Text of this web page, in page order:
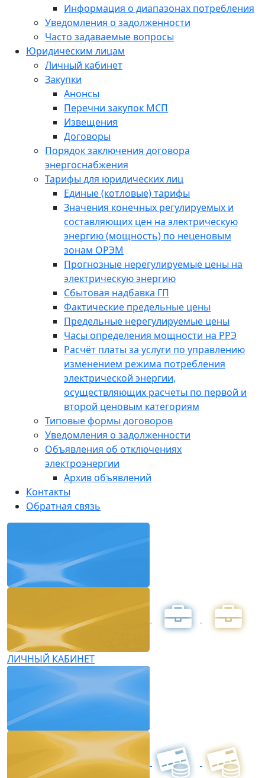
Информация о диапазонах потребления
Уведомления о задолженности
Часто задаваемые вопросы
Юридическим лицам
Личный кабинет
Закупки
Анонсы
Перечни закупок МСП
Извещения
Договоры
Порядок заключения договора
энергоснабжения
Тарифы для юридических лиц
Единые (котловые) тарифы
Значения конечных регулируемых и
составляющих цен на электрическую
энергию (мощность) по неценовым
зонам ОРЭМ
Прогнозные нерегулируемые цены на
электрическую энергию
Сбытовая надбавка ГП
Фактические предельные цены
Предельные нерегулируемые цены
Часы определения мощности на РРЭ
Расчёт платы за услуги по управлению
изменением режима потребления
электрической энергии,
осуществляющих расчеты по первой и
второй ценовым категориям
Типовые формы договоров
Уведомления о задолженности
Объявления об отключениях
электроэнергии
Архив объявлений
Контакты
Обратная связь
ЛИЧНЫЙ КАБИНЕТ